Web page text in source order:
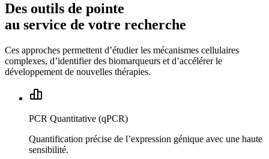
Des outils de pointe
au service de votre recherche
Ces approches permettent d’étudier les mécanismes cellulaires
complexes, d’identifier des biomarqueurs et d’accélérer le
développement de nouvelles thérapies.
PCR Quantitative (qPCR)
Quantification précise de l’expression génique avec une haute
sensibilité.